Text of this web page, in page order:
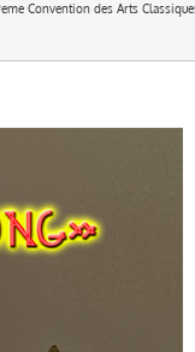
Convention des Arts